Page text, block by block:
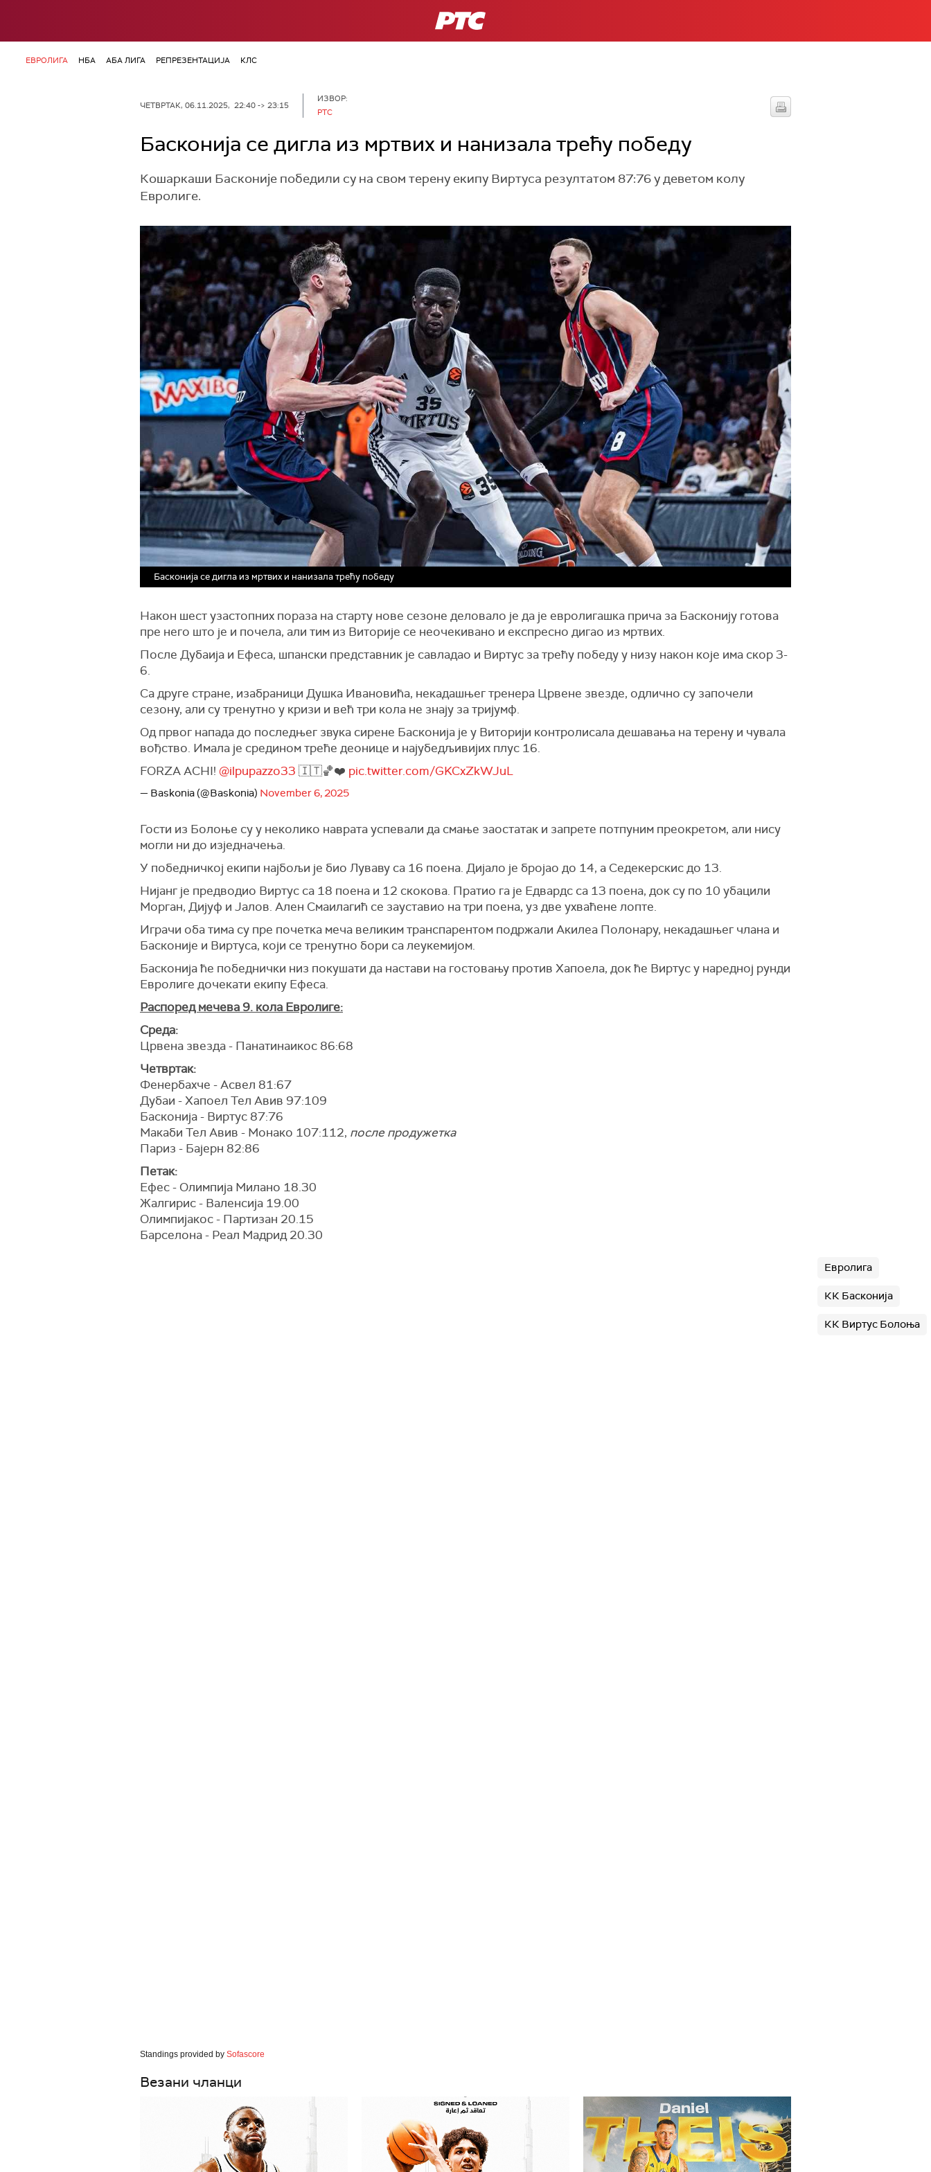
РТС
ЕВРОЛИГА НБА АБА ЛИГА РЕПРЕЗЕНТАЦИЈА КЛС
ЧЕТВРТАК, 06.11.2025, 22:40 -> 23:15
ИЗВОР:
РТС
Басконија се дигла из мртвих и нанизала трећу победу
Кошаркаши Басконије победили су на свом терену екипу Виртуса резултатом 87:76 у деветом колу
Евролиге.
Басконија се дигла из мртвих и нанизала трећу победу
Након шест узастопних пораза на старту нове сезоне деловало је да је евролигашка прича за Басконију готова
пре него што је и почела, али тим из Виторије се неочекивано и експресно дигао из мртвих.
После Дубаија и Ефеса, шпански представник је савладао и Виртус за трећу победу у низу након које има скор 3-
6.
Са друге стране, изабраници Душка Ивановића, некадашњег тренера Црвене звезде, одлично су започели
сезону, али су тренутно у кризи и већ три кола не знају за тријумф.
Од првог напада до последњег звука сирене Басконија је у Виторији контролисала дешавања на терену и чувала
вођство. Имала је средином треће деонице и најубедљивијих плус 16.
FORZA ACHI! @ilpupazzo33 🇮🇹🏀❤️ pic.twitter.com/GKCxZkWJuL
— Baskonia (@Baskonia) November 6, 2025
Гости из Болоње су у неколико наврата успевали да смање заостатак и запрете потпуним преокретом, али нису
могли ни до изједначења.
У победничкој екипи најбољи је био Луваву са 16 поена. Дијало је бројао до 14, а Седекерскис до 13.
Нијанг је предводио Виртус са 18 поена и 12 скокова. Пратио га је Едвардс са 13 поена, док су по 10 убацили
Морган, Дијуф и Јалов. Ален Смаилагић се зауставио на три поена, уз две ухваћене лопте.
Играчи оба тима су пре почетка меча великим транспарентом подржали Акилеа Полонару, некадашњег члана и
Басконије и Виртуса, који се тренутно бори са леукемијом.
Басконија ће победнички низ покушати да настави на гостовању против Хапоела, док ће Виртус у наредној рунди
Евролиге дочекати екипу Ефеса.
Распоред мечева 9. кола Евролиге:
Среда:
Црвена звезда - Панатинаикос 86:68
Четвртак:
Фенербахче - Асвел 81:67
Дубаи - Хапоел Тел Авив 97:109
Басконија - Виртус 87:76
Макаби Тел Авив - Монако 107:112, после продужетка
Париз - Бајерн 82:86
Петак:
Ефес - Олимпија Милано 18.30
Жалгирис - Валенсија 19.00
Олимпијакос - Партизан 20.15
Барселона - Реал Мадрид 20.30
Standings provided by Sofascore
Евролига
КК Басконија
КК Виртус Болоња
Везани чланци